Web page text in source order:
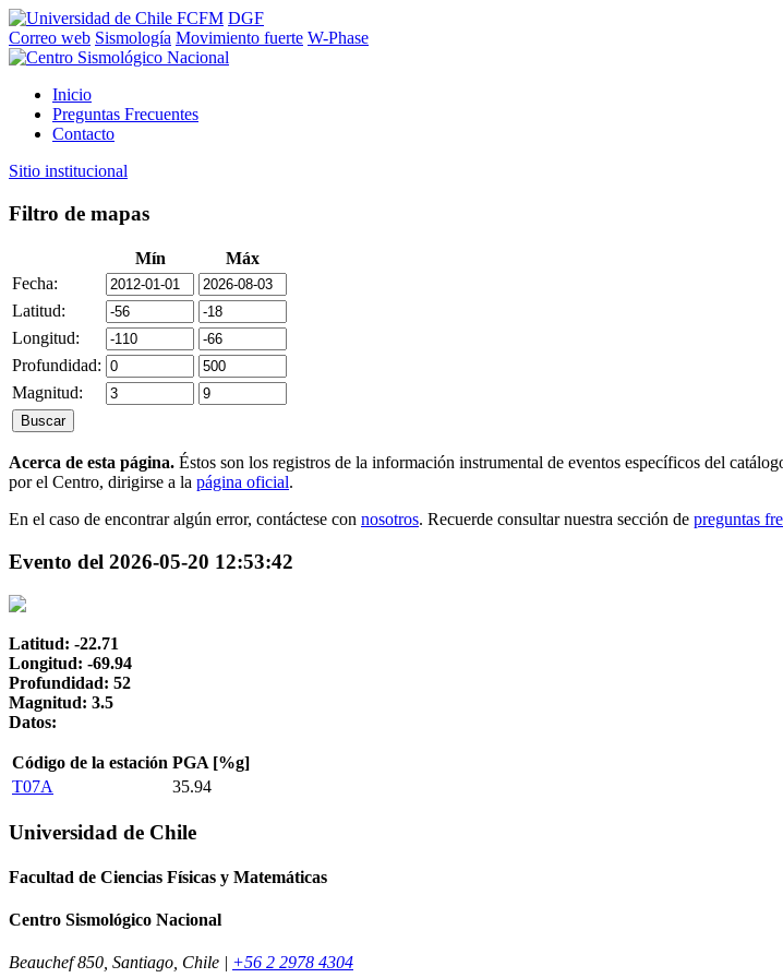
FCFM DGF
Correo web Sismología Movimiento fuerte W-Phase
Inicio
Preguntas Frecuentes
Contacto
Sitio institucional
Filtro de mapas
Mín
Máx
Fecha:
Latitud:
Longitud:
Profundidad:
Magnitud:
Acerca de esta página. Éstos son los registros de la información instrumental de eventos específicos del
por el Centro, dirigirse a la página oficial.
En el caso de encontrar algún error, contáctese con nosotros. Recuerde consultar nuestra sección de preguntas
Evento del 2026-05-20 12:53:42
Latitud: -22.71
Longitud: -69.94
Profundidad: 52
Magnitud: 3.5
Datos:
Código de la estación PGA [%g]
T07A
35.94
Universidad de Chile
Facultad de Ciencias Físicas y Matemáticas
Centro Sismológico Nacional
Beauchef 850, Santiago, Chile | +56 2 2978 4304